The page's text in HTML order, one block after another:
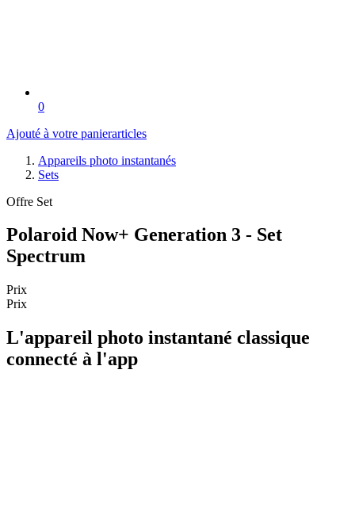
0
Ajouté à votre panierarticles
Appareils photo instantanés
Sets
Offre Set
Polaroid Now+ Generation 3 - Set
Spectrum
Prix
Prix
L'appareil photo instantané classique
connecté à l'app